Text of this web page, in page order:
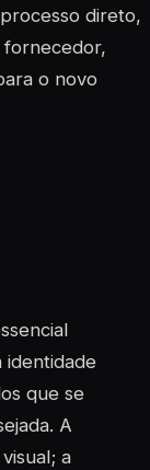
direto,
fornecedor,
o novo
identidade
que se
A
a